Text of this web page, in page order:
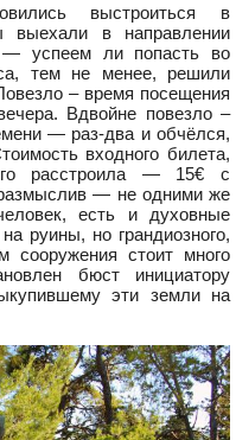
выстроиться в
выехали в направлении
успеем ли попасть во
тем не менее, решили
– время посещения
Вдвойне повезло –
— раз-два и обчёлся,
входного билета,
расстроила — 15€ с
— не одними же
есть и духовные
руины, но грандиозного,
сооружения стоит много
бюст инициатору
эти земли на